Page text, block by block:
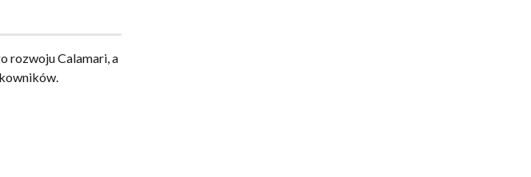
rozwoju Calamari, a